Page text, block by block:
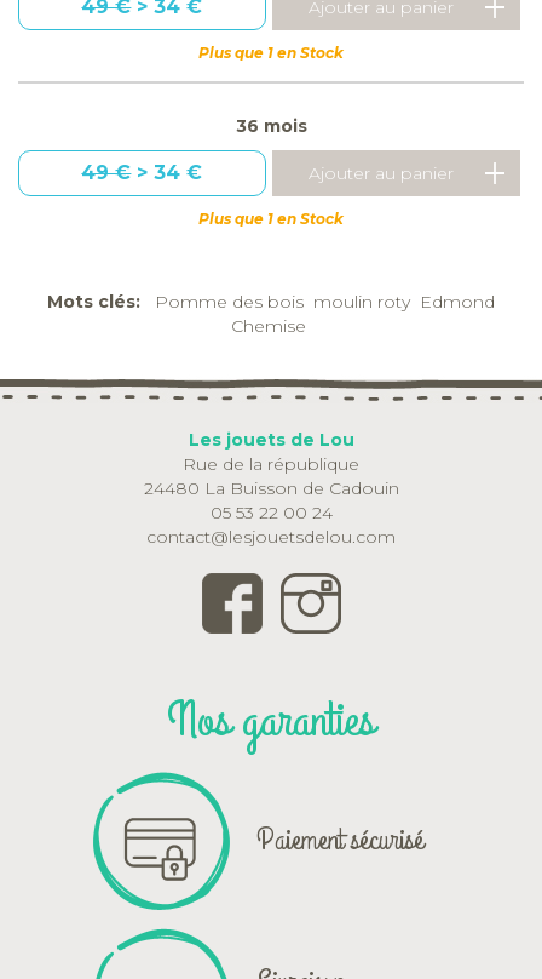
49 €> 34 €
Plus que 1 en Stock
36 mois
49 €> 34 €
Plus que 1 en Stock
Mots clés: Pomme des bois moulin roty Edmond
Chemise
Les jouets de Lou
Rue de la république
24480 La Buisson de Cadouin
05 53 22 00 24
contact@lesjouetsdelou.com
Nos garanties
Paiement sécurisé